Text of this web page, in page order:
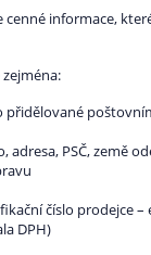
cenné informace,
přidělované
adresa, PSČ, země
číslo prodejce –
DPH)